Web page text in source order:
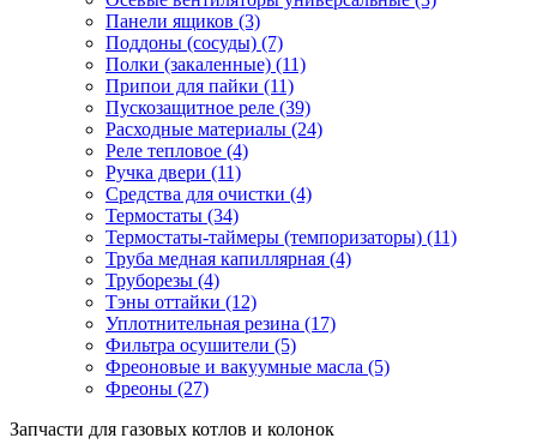
Панели ящиков (3)
Поддоны (сосуды) (7)
Полки (закаленные) (11)
Припои для пайки (11)
Пускозащитное реле (39)
Расходные материалы (24)
Реле тепловое (4)
Ручка двери (11)
Средства для очистки (4)
Термостаты (34)
Термостаты-таймеры (темпоризаторы) (11)
Труба медная капиллярная (4)
Труборезы (4)
Тэны оттайки (12)
Уплотнительная резина (17)
Фильтра осушители (5)
Фреоновые и вакуумные масла (5)
Фреоны (27)
Запчасти для газовых котлов и колонок